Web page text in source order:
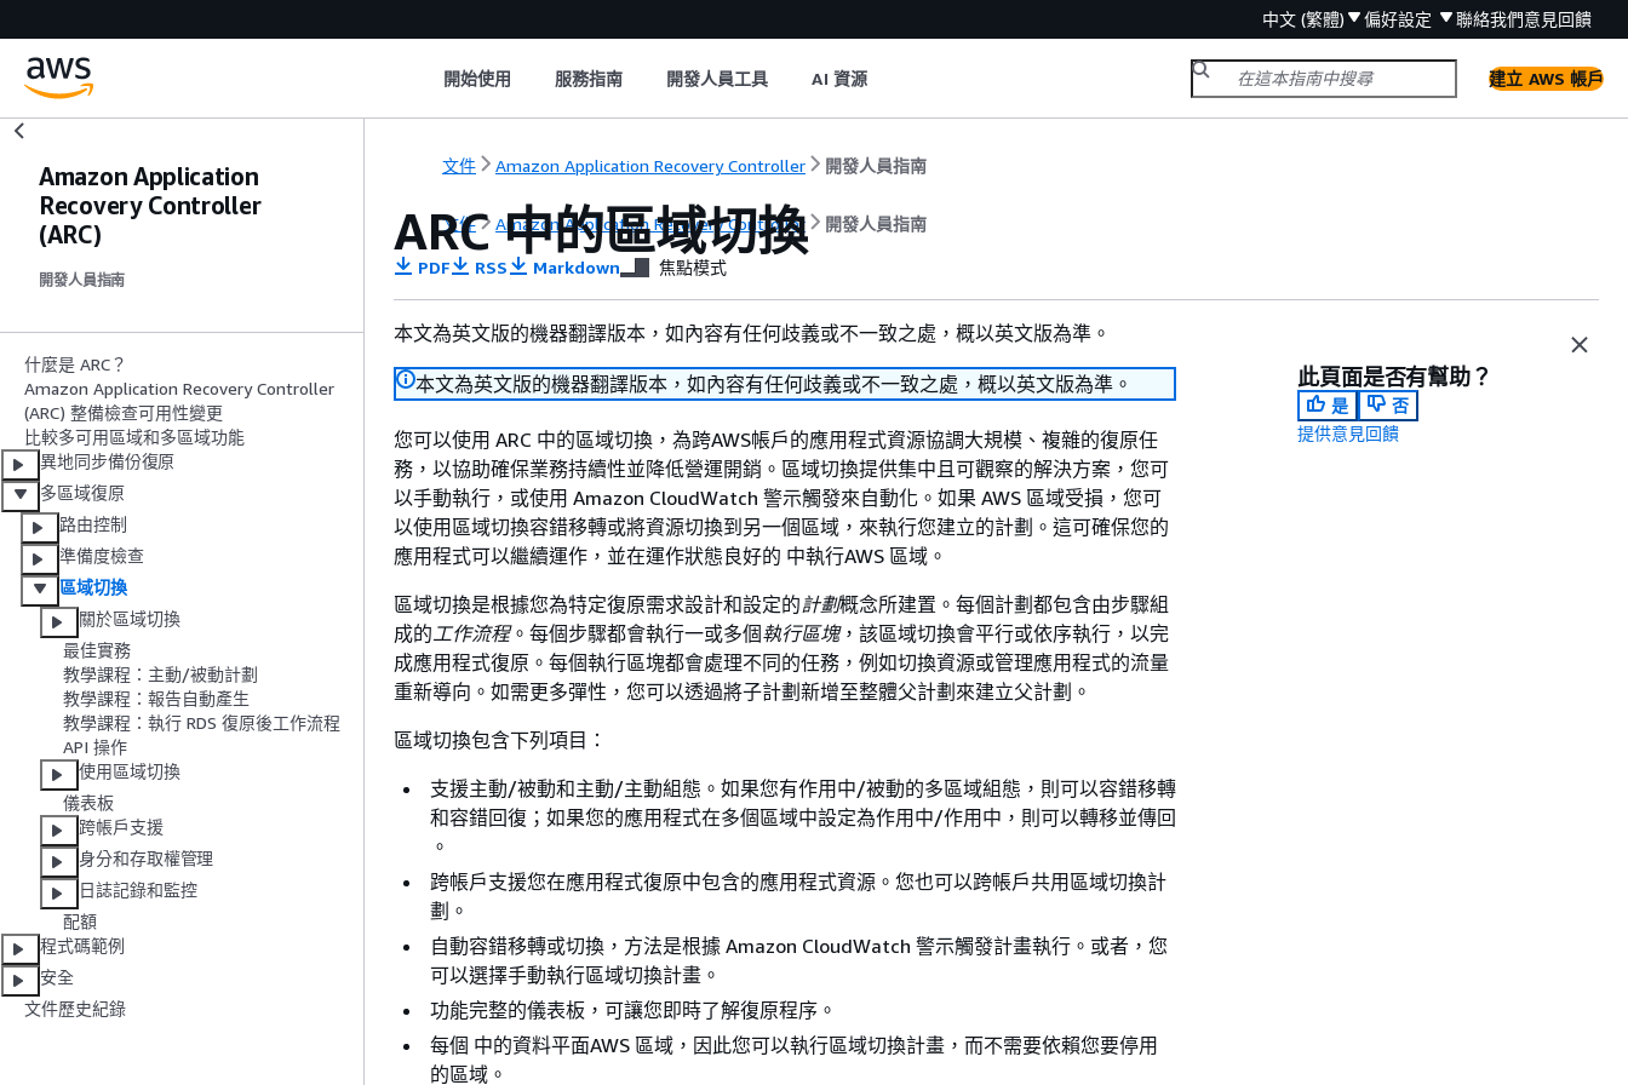
中文 (繁體) 偏好設定 聯絡我們意見回饋
開始使用 服務指南 開發人員工具 AI 資源 建立 AWS 帳戶
Amazon Application
Recovery Controller
(ARC)
開發人員指南
什麼是 ARC？
Amazon Application Recovery Controller
(ARC) 整備檢查可用性變更
比較多可用區域和多區域功能
異地同步備份復原
多區域復原
路由控制
準備度檢查
區域切換
關於區域切換
最佳實務
教學課程：主動/被動計劃
教學課程：報告自動產生
教學課程：執行 RDS 復原後工作流程
API 操作
使用區域切換
儀表板
跨帳戶支援
身分和存取權管理
日誌記錄和監控
配額
程式碼範例
安全
文件歷史紀錄
文件 Amazon Application Recovery Controller 開發人員指南
文件 Amazon Application Recovery Controller 開發人員指南
ARC 中的區域切換
PDF RSS Markdown 焦點模式
本文為英文版的機器翻譯版本，如內容有任何歧義或不一致之處，概以英文版為準。
本文為英文版的機器翻譯版本，如內容有任何歧義或不一致之處，概以英文版為準。
您可以使用 ARC 中的區域切換，為跨AWS帳戶的應用程式資源協調大規模、複雜的復原任
務，以協助確保業務持續性並降低營運開銷。區域切換提供集中且可觀察的解決方案，您可
以手動執行，或使用 Amazon CloudWatch 警示觸發來自動化。如果 AWS 區域受損，您可
以使用區域切換容錯移轉或將資源切換到另一個區域，來執行您建立的計劃。這可確保您的
應用程式可以繼續運作，並在運作狀態良好的 中執行AWS 區域。
區域切換是根據您為特定復原需求設計和設定的計劃概念所建置。每個計劃都包含由步驟組
成的工作流程。每個步驟都會執行一或多個執行區塊，該區域切換會平行或依序執行，以完
成應用程式復原。每個執行區塊都會處理不同的任務，例如切換資源或管理應用程式的流量
重新導向。如需更多彈性，您可以透過將子計劃新增至整體父計劃來建立父計劃。
區域切換包含下列項目：
支援主動/被動和主動/主動組態。如果您有作用中/被動的多區域組態，則可以容錯移轉
和容錯回復；如果您的應用程式在多個區域中設定為作用中/作用中，則可以轉移並傳回
。
跨帳戶支援您在應用程式復原中包含的應用程式資源。您也可以跨帳戶共用區域切換計
劃。
自動容錯移轉或切換，方法是根據 Amazon CloudWatch 警示觸發計畫執行。或者，您
可以選擇手動執行區域切換計畫。
功能完整的儀表板，可讓您即時了解復原程序。
每個 中的資料平面AWS 區域，因此您可以執行區域切換計畫，而不需要依賴您要停用
的區域。
此頁面是否有幫助？
是
否
提供意見回饋